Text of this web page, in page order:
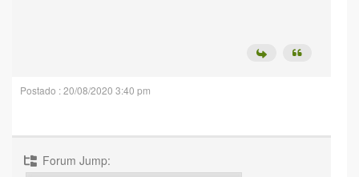
Postado : 20/08/2020 3:40 pm
Forum Jump: